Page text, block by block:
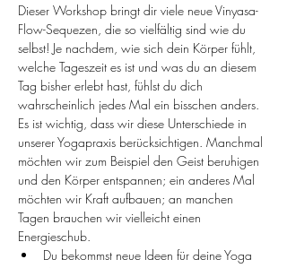
Dieser Workshop bringt dir viele neue Vinyasa-
Flow-Sequezen, die so vielfältig sind wie du
selbst! Je nachdem, wie sich dein Körper fühlt,
welche Tageszeit es ist und was du an diesem
Tag bisher erlebt hast, fühlst du dich
wahrscheinlich jedes Mal ein bisschen anders.
Es ist wichtig, dass wir diese Unterschiede in
unserer Yogapraxis berücksichtigen. Manchmal
möchten wir zum Beispiel den Geist beruhigen
und den Körper entspannen; ein anderes Mal
möchten wir Kraft aufbauen; an manchen
Tagen brauchen wir vielleicht einen
Energieschub.
Du bekommst neue Ideen für deine Yoga